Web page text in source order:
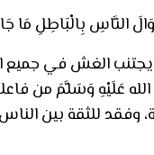
النَّاسِ بِالْبَاطِلِ مَا
الغش في جميع
الله عَلَيْهِ وَسَلَّمَ
وفقد للثقة بين